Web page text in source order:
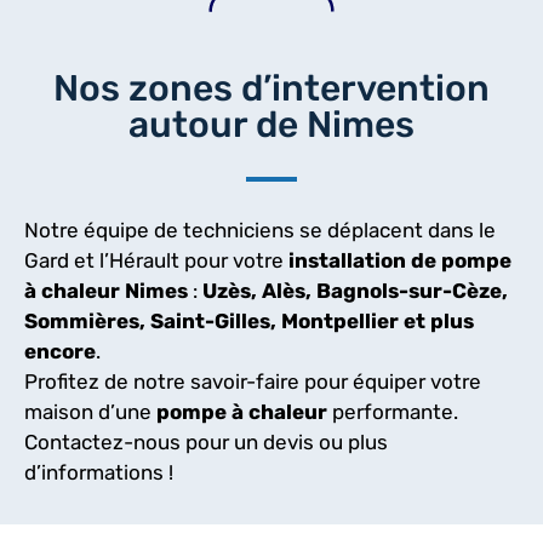
Nos zones d’intervention
autour de Nimes
Notre équipe de techniciens se déplacent dans le
Gard et l’Hérault pour votre installation de pompe
à chaleur Nimes : Uzès, Alès, Bagnols-sur-Cèze,
Sommières, Saint-Gilles, Montpellier et plus
encore.
Profitez de notre savoir-faire pour équiper votre
maison d’une pompe à chaleur performante.
Contactez-nous pour un devis ou plus
d’informations !